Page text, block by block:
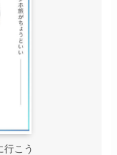
行こう